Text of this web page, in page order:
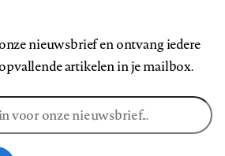
nieuwsbrief en ontvang iedere
artikelen in je mailbox.